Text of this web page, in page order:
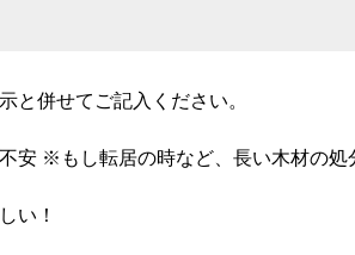
と併せてご記入ください。
安 ※もし転居の時など、長い木材の処
い！